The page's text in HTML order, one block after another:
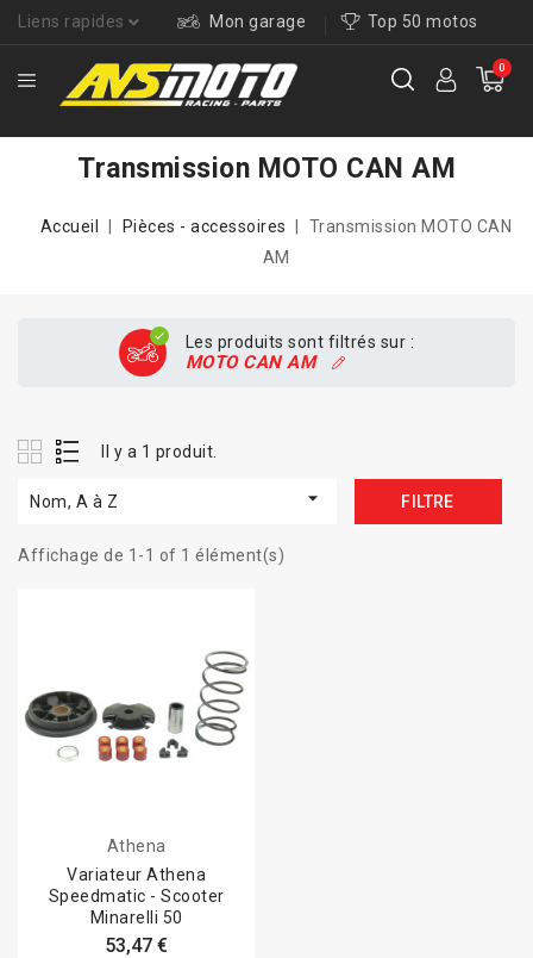
Liens rapides Mon garage Top 50 motos
0
Transmission MOTO CAN AM
Accueil Pièces - accessoires
Transmission MOTO CAN
AM
Les produits sont filtrés sur :
MOTO CAN AM
Il y a 1 produit.
Nom, A à Z  FILTRE
Affichage de 1-1 of 1 élément(s)
Athena
Variateur Athena
Speedmatic - Scooter
Minarelli 50
53,47 €